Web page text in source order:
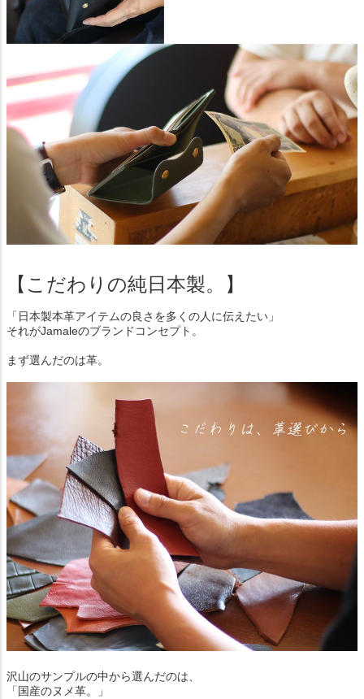
【こだわりの純日本製。】
「日本製本革アイテムの良さを多くの人に伝えたい」
それがJamaleのブランドコンセプト。
まず選んだのは革。
沢山のサンプルの中から選んだのは、
「国産のヌメ革。」